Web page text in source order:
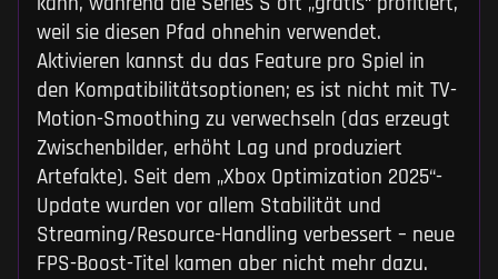
weil sie diesen Pfad ohnehin verwendet.
Aktivieren kannst du das Feature pro Spiel in
den Kompatibilitätsoptionen; es ist nicht mit TV-
Motion-Smoothing zu verwechseln (das erzeugt
Zwischenbilder, erhöht Lag und produziert
Artefakte). Seit dem „Xbox Optimization 2025“-
Update wurden vor allem Stabilität und
Streaming/Resource-Handling verbessert – neue
FPS-Boost-Titel kamen aber nicht mehr dazu.